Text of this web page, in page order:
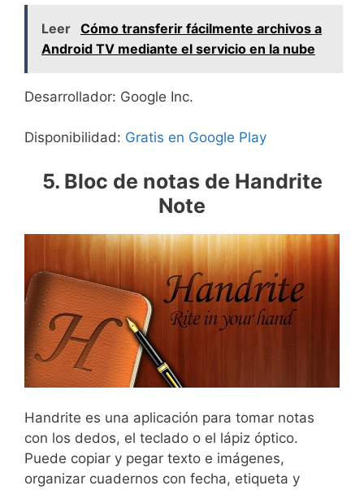
Leer Cómo transferir fácilmente archivos a
Android TV mediante el servicio en la nube
Desarrollador: Google Inc.
Disponibilidad: Gratis en Google Play
5. Bloc de notas de Handrite
Note
Handrite es una aplicación para tomar notas
con los dedos, el teclado o el lápiz óptico.
Puede copiar y pegar texto e imágenes,
organizar cuadernos con fecha, etiqueta y